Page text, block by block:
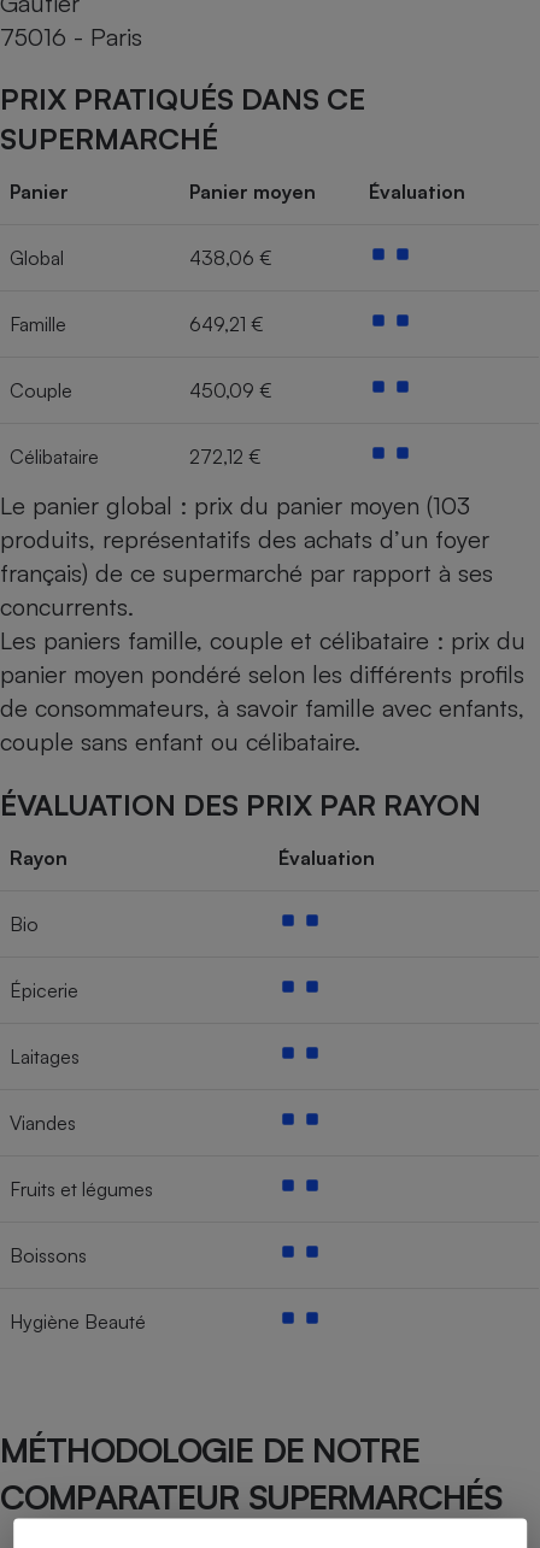
75016 - Paris
PRIX PRATIQUÉS DANS CE
SUPERMARCHÉ
Panier Panier moyen Évaluation
Global 438,06 €
Famille 649,21 €
Couple 450,09 €
Célibataire 272,12 €
Le panier global : prix du panier moyen (103
produits, représentatifs des achats d’un foyer
français) de ce supermarché par rapport à ses
concurrents.
Les paniers famille, couple et célibataire : prix du
panier moyen pondéré selon les différents profils
de consommateurs, à savoir famille avec enfants,
couple sans enfant ou célibataire.
ÉVALUATION DES PRIX PAR RAYON
Rayon Évaluation
Bio
Épicerie
Laitages
Viandes
Fruits et légumes
Boissons
Hygiène Beauté
MÉTHODOLOGIE DE NOTRE
COMPARATEUR SUPERMARCHÉS